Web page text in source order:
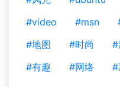
#video
#msn
#地图
#时尚 #
#有趣
#网络 #